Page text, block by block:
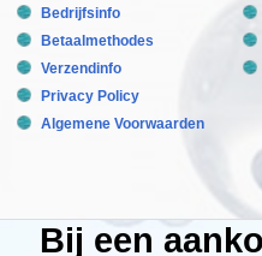
van
het
Bedrijfsinfo
Betaalmethodes
Verzendinfo
Privacy Policy
Algemene Voorwaarden
Bij een